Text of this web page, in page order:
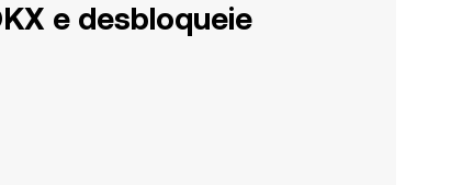
e desbloqueie